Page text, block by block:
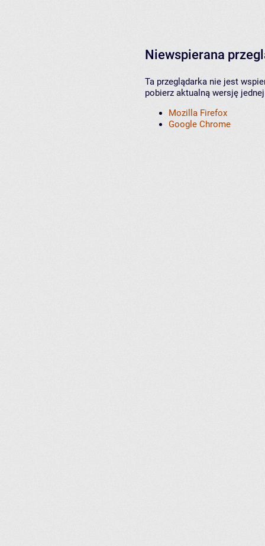
Niewspierana
Ta przeglądarka nie jest
pobierz aktualną wersję
Mozilla Firefox
Google Chrome